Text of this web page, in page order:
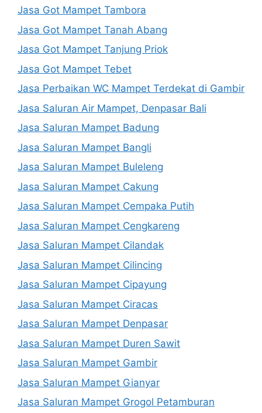
Jasa Got Mampet Tambora
Jasa Got Mampet Tanah Abang
Jasa Got Mampet Tanjung Priok
Jasa Got Mampet Tebet
Jasa Perbaikan WC Mampet Terdekat di Gambir
Jasa Saluran Air Mampet, Denpasar Bali
Jasa Saluran Mampet Badung
Jasa Saluran Mampet Bangli
Jasa Saluran Mampet Buleleng
Jasa Saluran Mampet Cakung
Jasa Saluran Mampet Cempaka Putih
Jasa Saluran Mampet Cengkareng
Jasa Saluran Mampet Cilandak
Jasa Saluran Mampet Cilincing
Jasa Saluran Mampet Cipayung
Jasa Saluran Mampet Ciracas
Jasa Saluran Mampet Denpasar
Jasa Saluran Mampet Duren Sawit
Jasa Saluran Mampet Gambir
Jasa Saluran Mampet Gianyar
Jasa Saluran Mampet Grogol Petamburan